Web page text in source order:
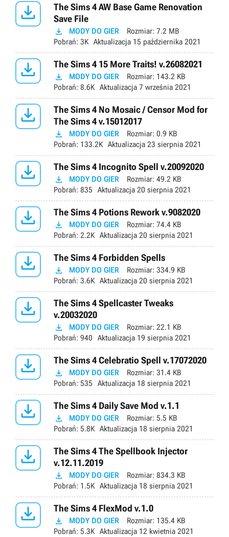

The Sims 4 AW Base Game Renovation
Save File
 MODY DO GIER Rozmiar: 7.2 MB
Pobrań: 3K Aktualizacja 15 października 2021
 The Sims 4 15 More Traits! v.26082021
 MODY DO GIER Rozmiar: 143.2 KB
Pobrań: 8.6K Aktualizacja 7 września 2021

The Sims 4 No Mosaic / Censor Mod for
The Sims 4 v.15012017
 MODY DO GIER Rozmiar: 0.9 KB
Pobrań: 133.2K Aktualizacja 23 sierpnia 2021
 The Sims 4 Incognito Spell v.20092020
 MODY DO GIER Rozmiar: 49.2 KB
Pobrań: 835 Aktualizacja 20 sierpnia 2021
 The Sims 4 Potions Rework v.9082020
 MODY DO GIER Rozmiar: 74.4 KB
Pobrań: 2.2K Aktualizacja 20 sierpnia 2021
 The Sims 4 Forbidden Spells
 MODY DO GIER Rozmiar: 334.9 KB
Pobrań: 3.6K Aktualizacja 20 sierpnia 2021

The Sims 4 Spellcaster Tweaks
v.20032020
 MODY DO GIER Rozmiar: 22.1 KB
Pobrań: 940 Aktualizacja 19 sierpnia 2021
 The Sims 4 Celebratio Spell v.17072020
 MODY DO GIER Rozmiar: 31.4 KB
Pobrań: 535 Aktualizacja 18 sierpnia 2021
 The Sims 4 Daily Save Mod v.1.1
 MODY DO GIER Rozmiar: 5.5 KB
Pobrań: 5.8K Aktualizacja 18 sierpnia 2021

The Sims 4 The Spellbook Injector
v.12.11.2019
 MODY DO GIER Rozmiar: 834.3 KB
Pobrań: 1.5K Aktualizacja 18 sierpnia 2021
 The Sims 4 FlexMod v.1.0
 MODY DO GIER Rozmiar: 135.4 KB
Pobrań: 5.3K Aktualizacja 12 kwietnia 2021